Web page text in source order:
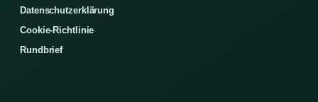
Datenschutzerklärung
Cookie-Richtlinie
Rundbrief